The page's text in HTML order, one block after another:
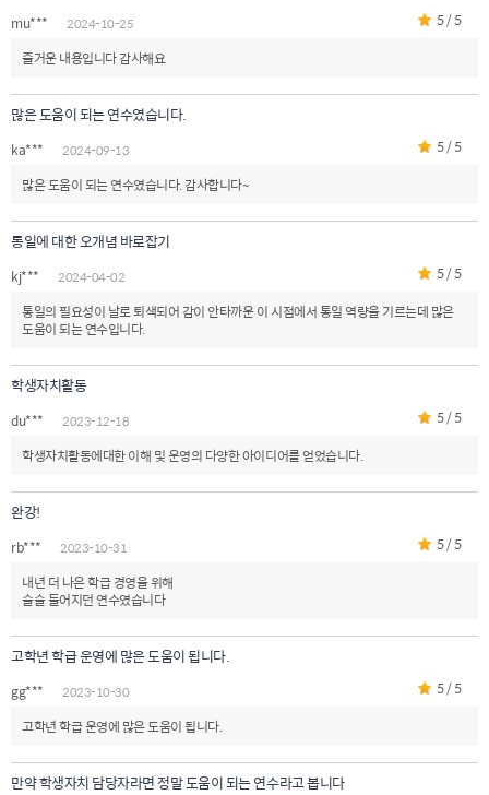
mu*** 2024-10-25
5 / 5
즐거운 내용입니다 감사해요
많은 도움이 되는 연수였습니다.
ka*** 2024-09-13
5 / 5
많은 도움이 되는 연수였습니다. 감사합니다~
통일에 대한 오개념 바로잡기
kj*** 2024-04-02
5 / 5
통일의 필요성이 날로 퇴색되어 감이 안타까운 이 시점에서 통일 역량을 기르는데 많은
도움이 되는 연수입니다.
학생자치활동
du*** 2023-12-18
5 / 5
학생자치활동에대한 이해 및 운영의 다양한 아이디어를 얻었습니다.
완강!
rb*** 2023-10-31
5 / 5
내년 더 나은 학급 경영을 위해
술술 들어지던 연수였습니다
고학년 학급 운영에 많은 도움이 됩니다.
gg*** 2023-10-30
5 / 5
고학년 학급 운영에 많은 도움이 됩니다.
만약 학생자치 담당자라면 정말 도움이 되는 연수라고 봅니다